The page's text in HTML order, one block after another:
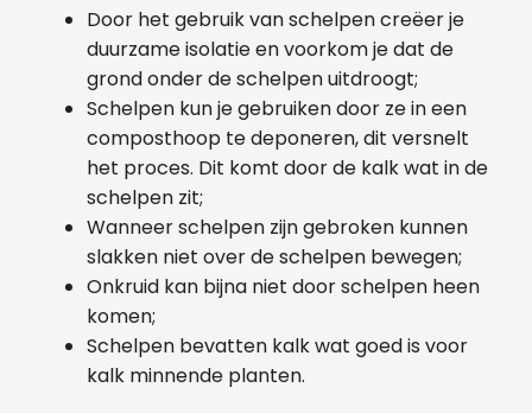
Door het gebruik van schelpen creëer je
duurzame isolatie en voorkom je dat de
grond onder de schelpen uitdroogt;
Schelpen kun je gebruiken door ze in een
composthoop te deponeren, dit versnelt
het proces. Dit komt door de kalk wat in de
schelpen zit;
Wanneer schelpen zijn gebroken kunnen
slakken niet over de schelpen bewegen;
Onkruid kan bijna niet door schelpen heen
komen;
Schelpen bevatten kalk wat goed is voor
kalk minnende planten.